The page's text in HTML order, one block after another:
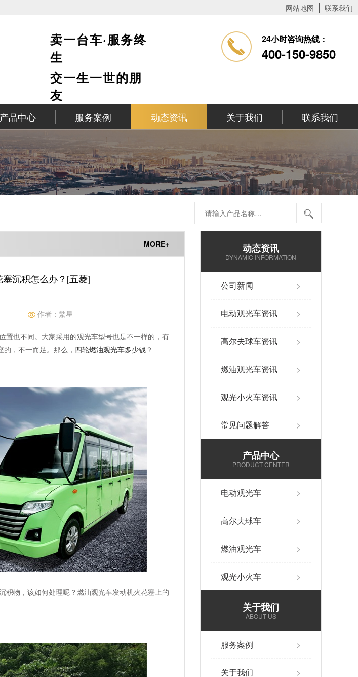
网站地图 联系我们
卖一台车·服务终
生
交一生一世的朋
友
24小时咨询热线：
400-150-9850
产品中心 服务案例 动态资讯 关于我们 联系我们
MORE+
沉积怎么办？[五菱]
作者： 繁星
置也不同。大家采用的观光车型号也是不一样的，有
，不一而足。那么， 四轮燃油观光车多少钱 ？
积物，该如何处理呢？燃油观光车发动机火花塞上的
动态资讯
DYNAMIC INFORMATION
公司新闻 >
电动观光车资讯 >
高尔夫球车资讯 >
燃油观光车资讯 >
观光小火车资讯 >
常见问题解答 >
产品中心
PRODUCT CENTER
电动观光车 >
高尔夫球车 >
燃油观光车 >
观光小火车 >
关于我们
ABOUT US
服务案例 >
关于我们 >